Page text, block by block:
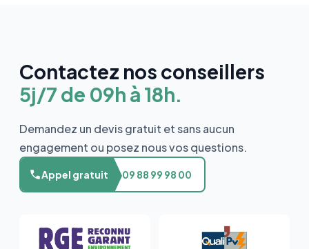
Contactez nos conseillers
5j/7 de 09h à 18h.
Demandez un devis gratuit et sans aucun
engagement ou posez nous vos questions.
Appel gratuit 09 88 99 98 00